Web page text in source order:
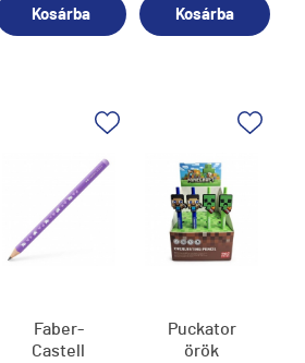
Kosárba Kosárba
Faber-
Castell
Puckator
örök